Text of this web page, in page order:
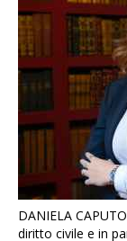
DANIELA
diritto civile e in